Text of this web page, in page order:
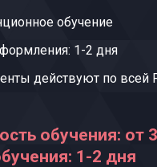
обучение
1-2 дня
действуют по всей
обучения: от
1-2 дня